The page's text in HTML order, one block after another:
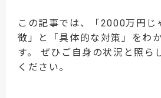
この記事では、「2000万円じ
徴」と「具体的な対策」をわ
す。 ぜひご自身の状況と照ら
ください。